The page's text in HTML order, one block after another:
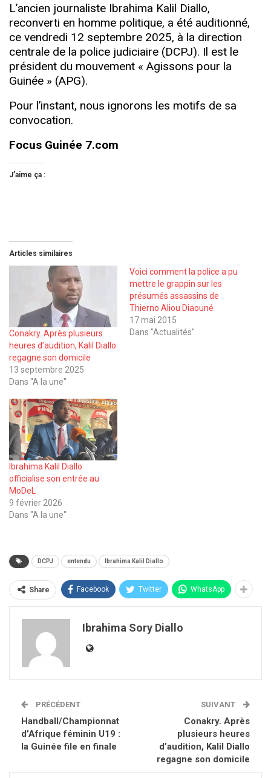
L’ancien journaliste Ibrahima Kalil Diallo,
reconverti en homme politique, a été auditionné,
ce vendredi 12 septembre 2025, à la direction
centrale de la police judiciaire (DCPJ). Il est le
président du mouvement « Agissons pour la
Guinée » (APG).
Pour l’instant, nous ignorons les motifs de sa
convocation.
Focus Guinée 7.com
J’aime ça :
Articles similaires
Conakry. Après plusieurs
heures d’audition, Kalil Diallo
regagne son domicile
13 septembre 2025
Dans "A la une"
Voici comment la police a pu
mettre le grappin sur les
présumés assassins de
Thierno Aliou Diaouné
17 mai 2015
Dans "Actualités"
Ibrahima Kalil Diallo
officialise son entrée au
MoDeL
9 février 2026
Dans "A la une"
DCPJ entendu Ibrahima Kalil Diallo
Share Facebook Twitter WhatsApp
Ibrahima Sory Diallo
PRÉCÉDENT
Handball/Championnat
d’Afrique féminin U19 :
la Guinée file en finale
SUIVANT
Conakry. Après
plusieurs heures
d’audition, Kalil Diallo
regagne son domicile